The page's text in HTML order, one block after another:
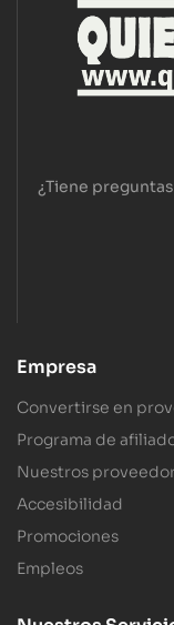
¿Tiene
Empresa
Convertirse en
Programa de
Nuestros
Accesibilidad
Promociones
Empleos